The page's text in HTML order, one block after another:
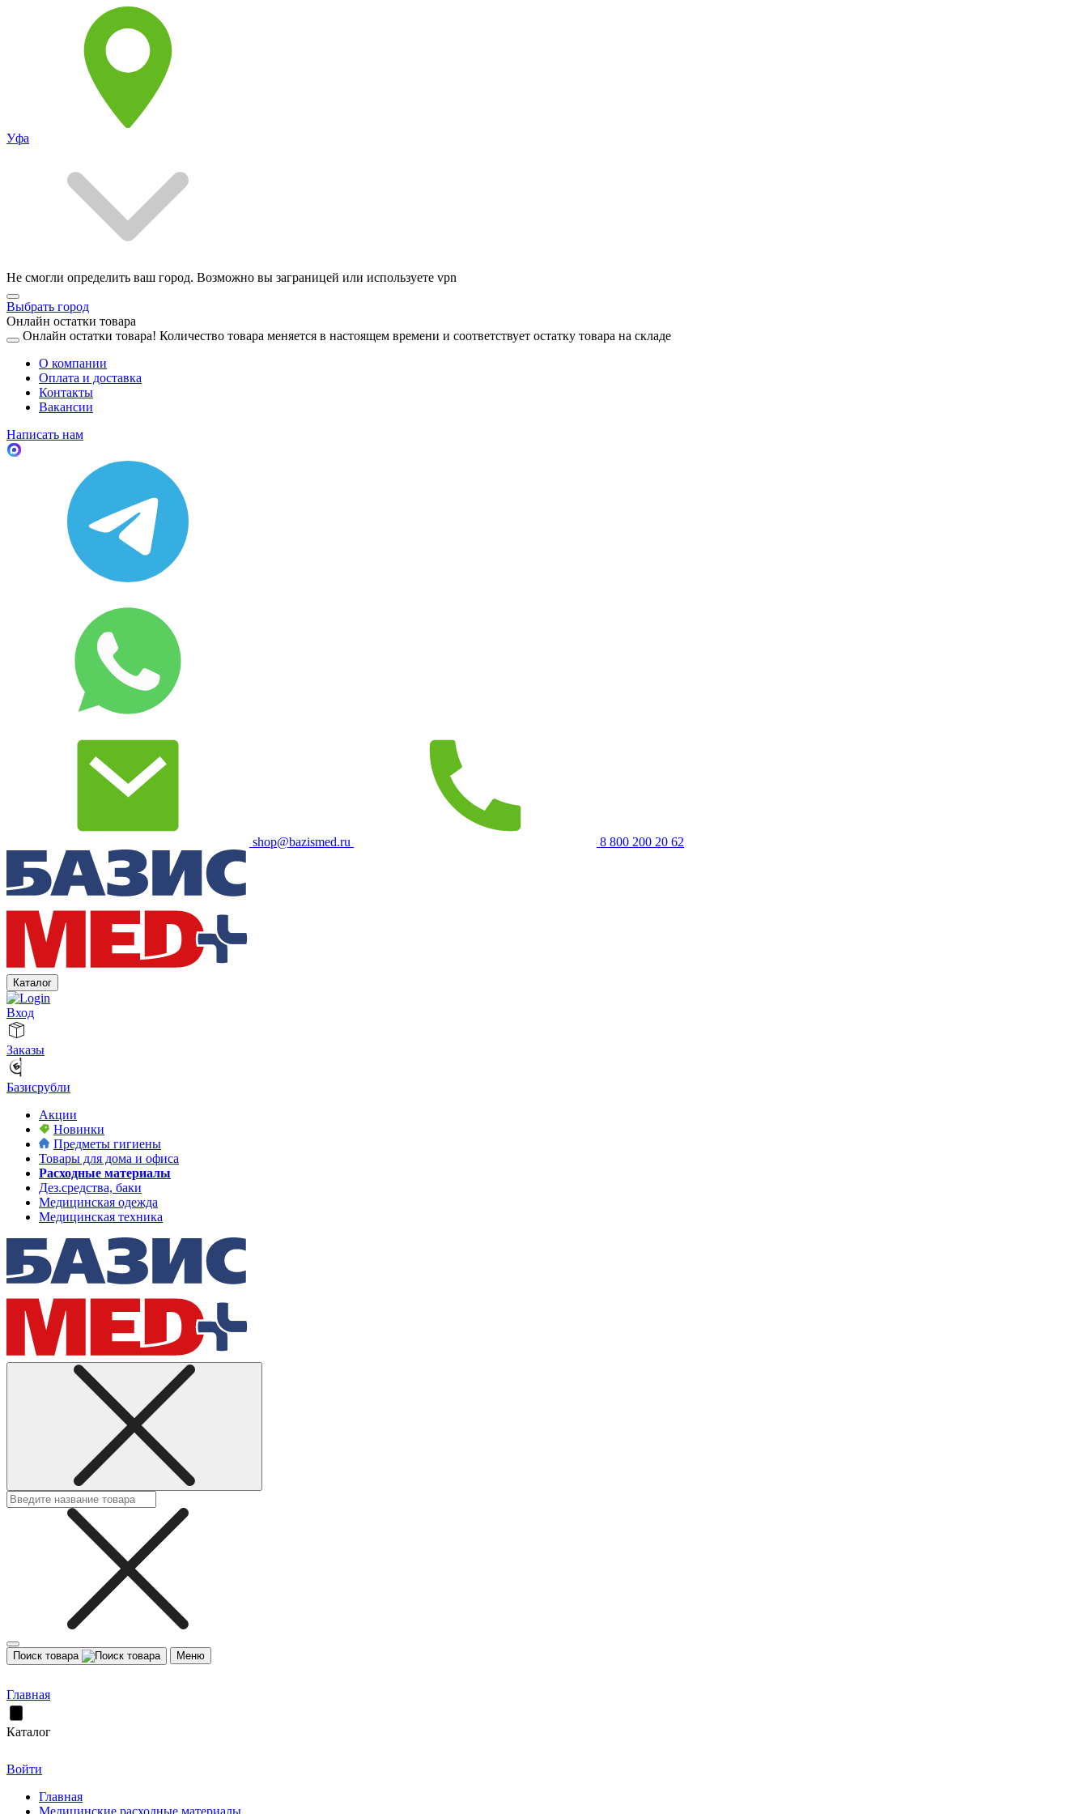
Уфа
Не смогли определить ваш город. Возможно вы заграницей или используете vpn
Выбрать город
Онлайн остатки товара
Онлайн остатки товара! Количество товара меняется в настоящем времени и соответствует остатку товара на складе
О компании
Оплата и доставка
Контакты
Вакансии
Написать нам
shop@bazismed.ru 8 800 200 20 62
Каталог
Вход
Заказы
Базисрубли
Акции
Новинки
Предметы гигиены
Товары для дома и офиса
Расходные материалы
Дез.средства, баки
Медицинская одежда
Медицинская техника
Поиск товара Меню
Главная
Каталог
Войти
Главная
Медицинские расходные материалы